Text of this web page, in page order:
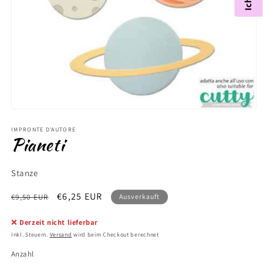
in
Modal
öffnen
IMPRONTE D'AUTORE
Pianeti
Stanze
Normaler
€9,50 EUR Verkaufspreis
€6,25 EUR Ausverkauft
❌ Derzeit nicht lieferbar
Inkl. Steuern. Versand wird beim Checkout berechnet
Anzahl
Anzahl